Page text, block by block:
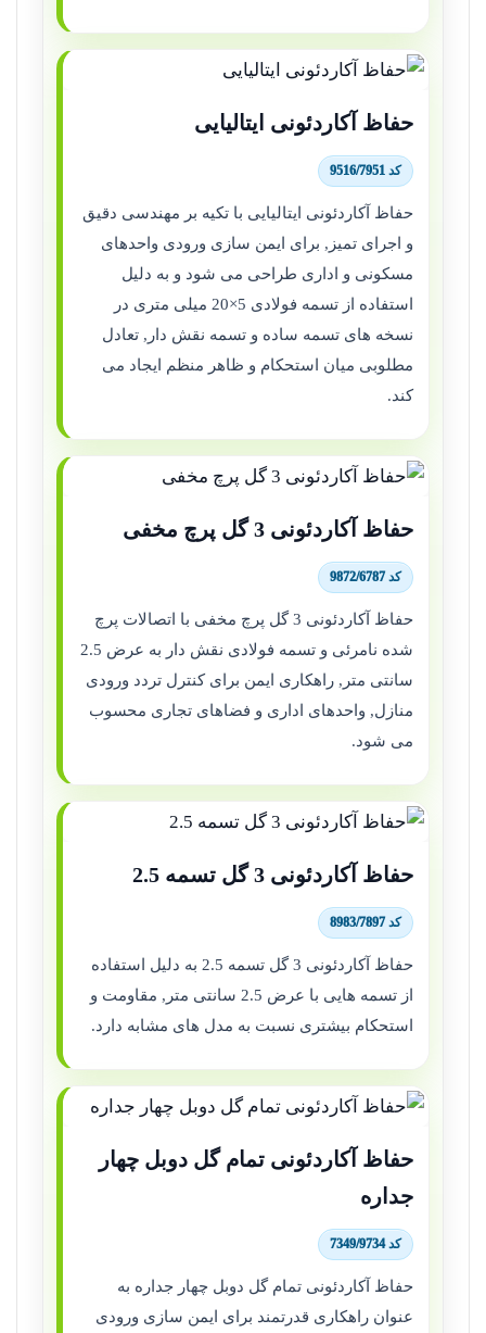
حفاظ آکاردئونی ایتالیایی
کد 9516/7951
حفاظ آکاردئونی ایتالیایی با تکیه بر مهندسی دقیق
و اجرای تمیز, برای ایمن سازی ورودی واحدهای
مسکونی و اداری طراحی می شود و به دلیل
استفاده از تسمه فولادی 5×20 میلی متری در
نسخه های تسمه ساده و تسمه نقش دار, تعادل
مطلوبی میان استحکام و ظاهر منظم ایجاد می
کند.
حفاظ آکاردئونی 3 گل پرچ مخفی
کد 9872/6787
حفاظ آکاردئونی 3 گل پرچ مخفی با اتصالات پرچ
شده نامرئی و تسمه فولادی نقش دار به عرض 2.5
سانتی متر, راهکاری ایمن برای کنترل تردد ورودی
منازل, واحدهای اداری و فضاهای تجاری محسوب
می شود.
حفاظ آکاردئونی 3 گل تسمه 2.5
کد 8983/7897
حفاظ آکاردئونی 3 گل تسمه 2.5 به دلیل استفاده
از تسمه هایی با عرض 2.5 سانتی متر, مقاومت و
استحکام بیشتری نسبت به مدل های مشابه دارد.
حفاظ آکاردئونی تمام گل دوبل چهار
جداره
کد 7349/9734
حفاظ آکاردئونی تمام گل دوبل چهار جداره به
عنوان راهکاری قدرتمند برای ایمن سازی ورودی